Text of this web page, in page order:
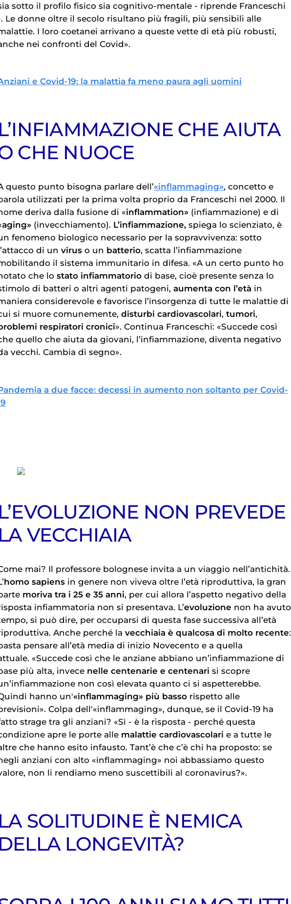
sotto il profilo fisico sia cognitivo-mentale - riprende Franceschi
Le donne oltre il secolo risultano più fragili, più sensibili alle
I loro coetanei arrivano a queste vette di età più robusti,
nei confronti del Covid».
e Covid-19: la malattia fa meno paura agli uomini
L’INFIAMMAZIONE CHE AIUTA
CHE NUOCE
questo punto bisogna parlare dell’«inflammaging», concetto e
utilizzati per la prima volta proprio da Franceschi nel 2000. Il
deriva dalla fusione di «inflammation» (infiammazione) e di
aging» (invecchiamento). L’infiammazione, spiega lo scienziato, è
fenomeno biologico necessario per la sopravvivenza: sotto
di un virus o un batterio, scatta l’infiammazione
il sistema immunitario in difesa. «A un certo punto ho
che lo stato infiammatorio di base, cioè presente senza lo
di batteri o altri agenti patogeni, aumenta con l’età in
considerevole e favorisce l’insorgenza di tutte le malattie di
si muore comunemente, disturbi cardiovascolari, tumori,
respiratori cronici». Continua Franceschi: «Succede così
quello che aiuta da giovani, l’infiammazione, diventa negativo
vecchi. Cambia di segno».
a due facce: decessi in aumento non soltanto per Covid-
L’EVOLUZIONE NON PREVEDE
LA VECCHIAIA
mai? Il professore bolognese invita a un viaggio nell’antichità.
homo sapiens in genere non viveva oltre l’età riproduttiva, la gran
moriva tra i 25 e 35 anni, per cui allora l’aspetto negativo della
infiammatoria non si presentava. L’evoluzione non ha avuto
si può dire, per occuparsi di questa fase successiva all’età
Anche perché la vecchiaia è qualcosa di molto recente:
pensare all’età media di inizio Novecento e a quella
«Succede così che le anziane abbiano un’infiammazione di
più alta, invece nelle centenarie e centenari si scopre
non così elevata quanto ci si aspetterebbe.
hanno un'«inflammaging» più basso rispetto alle
Colpa dell'«inflammaging», dunque, se il Covid-19 ha
strage tra gli anziani? «Sì - è la risposta - perché questa
apre le porte alle malattie cardiovascolari e a tutte le
che hanno esito infausto. Tant’è che c’è chi ha proposto: se
anziani con alto «inflammaging» noi abbassiamo questo
non li rendiamo meno suscettibili al coronavirus?».
LA SOLITUDINE È NEMICA
DELLA LONGEVITÀ?